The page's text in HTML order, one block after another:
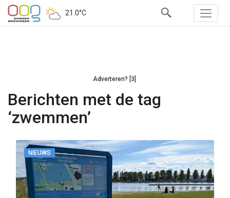
21.0°C
Adverteren? [3]
Berichten met de tag
‘zwemmen’
NIEUWS